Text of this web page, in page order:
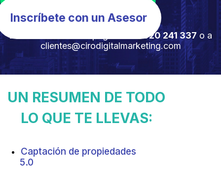
Inscríbete con un Asesor
Envia tu voucher de pago al +51 920 241 337 o a
clientes@cirodigitalmarketing.com
UN RESUMEN DE TODO
LO QUE TE LLEVAS:
Captación de propiedades
5.0